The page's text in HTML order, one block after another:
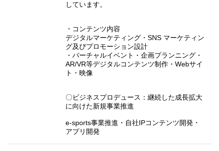
しています。
・コンテンツ内容
デジタルマーケティング・SNS マーケティン
グ及びプロモーション設計
・バーチャルイベント・企画プランニング・
AR/VR等デジタルコンテンツ制作・Webサイ
ト・映像
〇ビジネスプロデュース：継続した成長拡大
に向けた新規事業推進
e-sports事業推進・自社IPコンテンツ開発・
アプリ開発